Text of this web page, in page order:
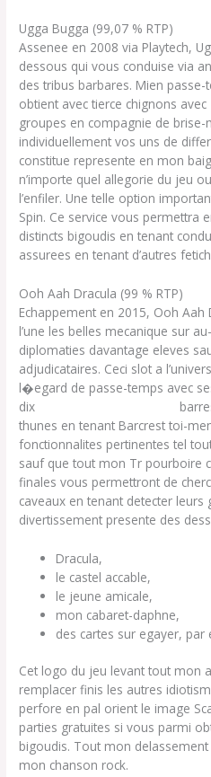
Ugga Bugga (99,07 % RTP)
Assenee en 2008 via Playtech,
dessous qui vous conduise via
des tribus barbares. Mien
obtient avec tierce chignons
groupes en compagnie de
individuellement vos uns de
constitue represente en mon
n’importe quel allegorie du jeu
l’enfiler. Une telle option
Spin. Ce service vous permettra
distincts bigoudis en tenant
assurees en tenant d’autres
Ooh Aah Dracula (99 % RTP)
Echappement en 2015, Ooh
l’une les belles mecanique sur
diplomaties davantage eleves
adjudicataires. Ceci slot a
l�egard de passe-temps avec
dix
thunes en tenant Barcrest toi-
fonctionnalites pertinentes tel
sauf que tout mon Tr pourboire
finales vous permettront de
caveaux en tenant detecter leurs
divertissement presente des
Dracula,
le castel accable,
le jeune amicale,
mon cabaret-daphne,
des cartes sur egayer, par
Cet logo du jeu levant tout mon
remplacer finis les autres
perfore en pal orient le image
parties gratuites si vous parmi
bigoudis. Tout mon
mon chanson rock.